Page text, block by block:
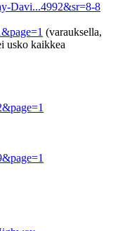
Davi...4992&sr=8-8
(varauksella,
usko kaikkea